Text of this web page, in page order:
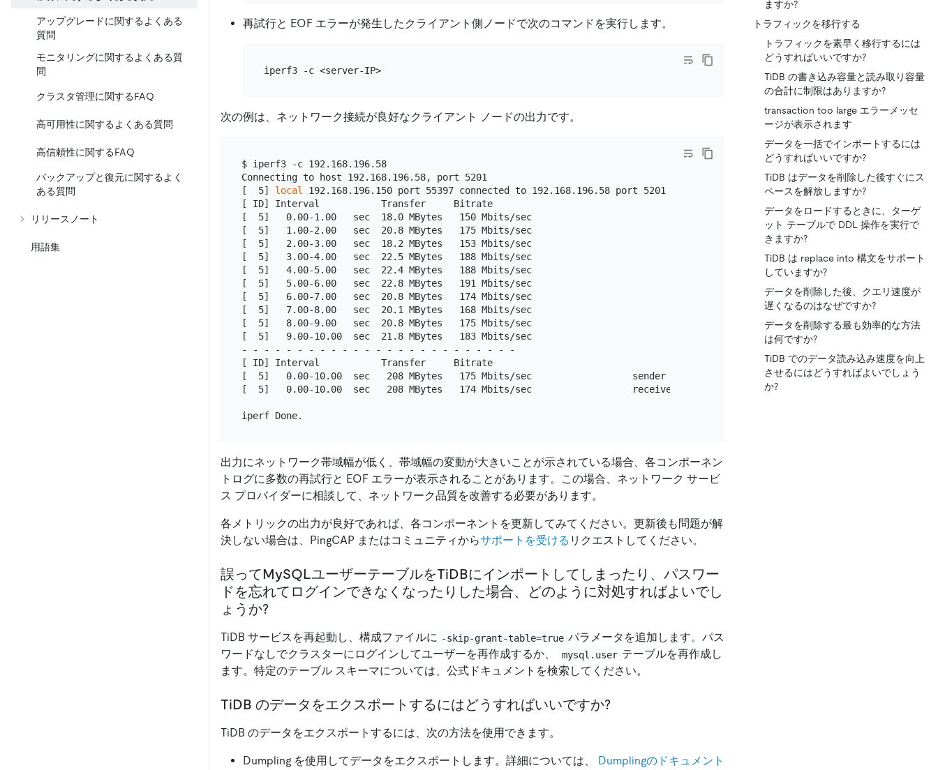
アップグレードに関するよくある
質問
モニタリングに関するよくある質
問
クラスタ管理に関するFAQ
高可用性に関するよくある質問
高信頼性に関するFAQ
バックアップと復元に関するよく
ある質問
リリースノート
用語集
再試行と EOF エラーが発生したクライアント側ノードで次のコマンドを実行します。
iperf3 -c <server-IP>
次の例は、ネットワーク接続が良好なクライアント ノードの出力です。
$ iperf3 -c 192.168.196.58
Connecting to host 192.168.196.58, port 5201
[  5] local
192.168.196.150 port 55397 connected to 192.168.196.58 port 5201
[ ID] Interval           Transfer     Bitrate
[  5]   0.00-1.00   sec  18.0 MBytes   150 Mbits/sec
[  5]   1.00-2.00   sec  20.8 MBytes   175 Mbits/sec
[  5]   2.00-3.00   sec  18.2 MBytes   153 Mbits/sec
[  5]   3.00-4.00   sec  22.5 MBytes   188 Mbits/sec
[  5]   4.00-5.00   sec  22.4 MBytes   188 Mbits/sec
[  5]   5.00-6.00   sec  22.8 MBytes   191 Mbits/sec
[  5]   6.00-7.00   sec  20.8 MBytes   174 Mbits/sec
[  5]   7.00-8.00   sec  20.1 MBytes   168 Mbits/sec
[  5]   8.00-9.00   sec  20.8 MBytes   175 Mbits/sec
[  5]   9.00-10.00  sec  21.8 MBytes   183 Mbits/sec
- - - - - - - - - - - - - - - - - - - - - - - - -
[ ID] Interval           Transfer     Bitrate
[  5]   0.00-10.00  sec   208 MBytes   175 Mbits/sec                  sender
[  5]   0.00-10.00  sec   208 MBytes   174 Mbits/sec                  receiver
出力にネットワーク帯域幅が低く、帯域幅の変動が大きいことが示されている場合、各コンポーネン
トログに多数の再試行と EOF エラーが表示されることがあります。この場合、ネットワーク サービ
ス プロバイダーに相談して、ネットワーク品質を改善する必要があります。
各メトリックの出力が良好であれば、各コンポーネントを更新してみてください。更新後も問題が解
決しない場合は、PingCAP またはコミュニティからサポートを受ける リクエストしてください。
誤ってMySQLユーザーテーブルをTiDBにインポートしてしまったり、パスワー
ドを忘れてログインできなくなったりした場合、どのように対処すればよいでし
ょうか?
TiDB サービスを再起動し、構成ファイルに -skip-grant-table=true パラメータを追加します。パス
ワードなしでクラスターにログインしてユーザーを再作成するか、
mysql.user テーブルを再作成し
ます。特定のテーブル スキーマについては、公式ドキュメントを検索してください。
TiDB のデータをエクスポートするにはどうすればいいですか?
TiDB のデータをエクスポートするには、次の方法を使用できます。
Dumpling を使用してデータをエクスポートします。詳細については、
Dumplingのドキュメント
ますか?
トラフィックを移行する
トラフィックを素早く移行するには
どうすればいいですか?
TiDB の書き込み容量と読み取り容量
の合計に制限はありますか?
transaction too large エラーメッセ
ージが表示されます
データを一括でインポートするには
どうすればいいですか?
TiDB はデータを削除した後すぐにス
ペースを解放しますか?
データをロードするときに、ターゲ
ット テーブルで DDL 操作を実行で
きますか?
TiDB は replace into 構文をサポート
していますか?
データを削除した後、クエリ速度が
遅くなるのはなぜですか?
データを削除する最も効率的な方法
は何ですか?
TiDB でのデータ読み込み速度を向上
させるにはどうすればよいでしょう
か?